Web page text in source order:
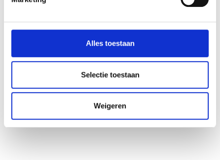
Alles toestaan
Selectie toestaan
Weigeren
des unités dépendent entièrement de vous. De cette
manière, nous nous assurons que votre unité de bureau